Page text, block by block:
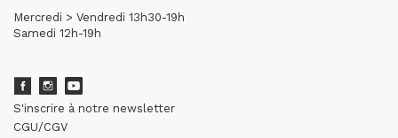
Mercredi > Vendredi 13h30-19h
Samedi 12h-19h
S'inscrire à notre newsletter
CGU/CGV